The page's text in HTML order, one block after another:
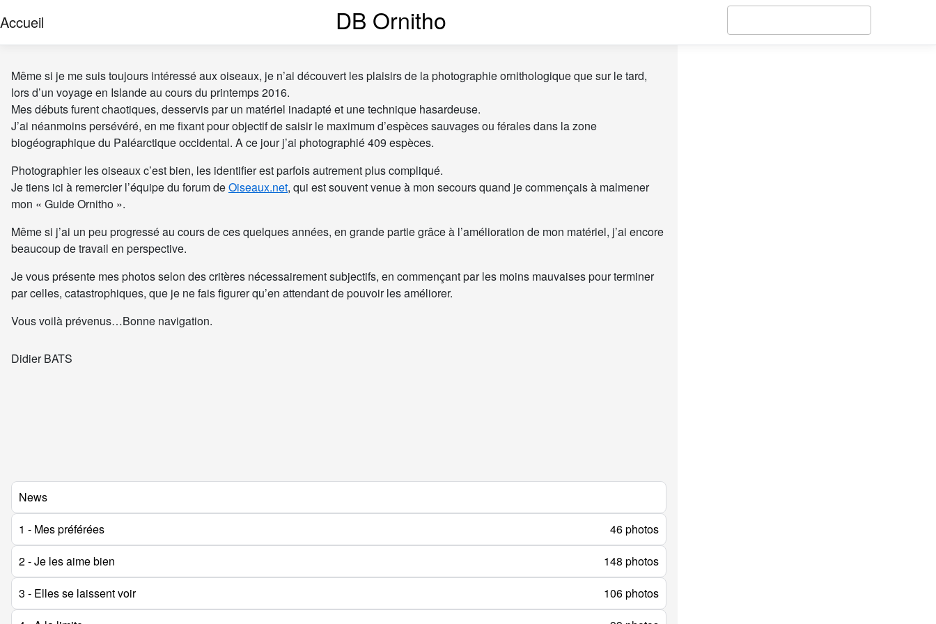
Accueil DB Ornitho
Même si je me suis toujours intéressé aux oiseaux, je n’ai découvert les plaisirs de la photographie ornithologique que sur le tard,
lors d’un voyage en Islande au cours du printemps 2016.
Mes débuts furent chaotiques, desservis par un matériel inadapté et une technique hasardeuse.
J’ai néanmoins persévéré, en me fixant pour objectif de saisir le maximum d’espèces sauvages ou férales dans la zone
biogéographique du Paléarctique occidental. A ce jour j’ai photographié 409 espèces.
Photographier les oiseaux c’est bien, les identifier est parfois autrement plus compliqué.
Je tiens ici à remercier l’équipe du forum deOiseaux.net, qui est souvent venue à mon secours quand je commençais à malmener
mon « Guide Ornitho ».
Même si j’ai un peu progressé au cours de ces quelques années, en grande partie grâce à l’amélioration de mon matériel, j’ai encore
beaucoup de travail en perspective.
Je vous présente mes photos selon des critères nécessairement subjectifs, en commençant par les moins mauvaises pour terminer
par celles, catastrophiques, que je ne fais figurer qu’en attendant de pouvoir les améliorer.
Vous voilà prévenus…Bonne navigation.
Didier BATS
News
1 - Mes préférées
46 photos
2 - Je les aime bien
148 photos
3 - Elles se laissent voir
106 photos